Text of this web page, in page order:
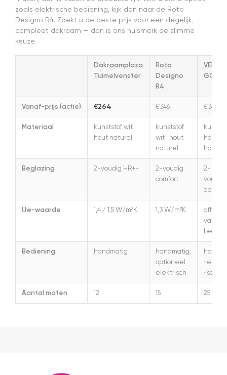
zoals elektrische bediening, kijk dan naar de Roto
Designo R4. Zoekt u de beste prijs voor een degelijk,
compleet dakraam — dan is ons huismerk de slimme
keuze.
Dakraamplaza
Tuimelvenster
Roto
Designo
R4
VELUX
GGL/
Vanaf-prijs (actie) €264 €346 €348
Materiaal
kunststof wit ·
hout naturel
kunststof
wit · hout
naturel
hout
hout
Beglazing 2-voudig HR++
2-voudig
comfort
2- en
voudig,
opties
Uw-waarde 1,4 / 1,5 W/m²K 1,3 W/m²K
van
Bediening handmatig
handmatig,
optioneel
elektrisch
·
· solar
Aantal maten 12 15 25